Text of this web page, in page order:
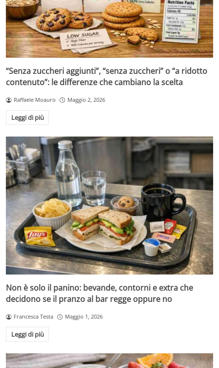
“Senza zuccheri aggiunti”, “senza zuccheri” o “a ridotto
contenuto”: le differenze che cambiano la scelta
Raffaele Moauro Maggio 2, 2026
Leggi di più
Non è solo il panino: bevande, contorni e extra che
decidono se il pranzo al bar regge oppure no
Francesca Testa Maggio 1, 2026
Leggi di più